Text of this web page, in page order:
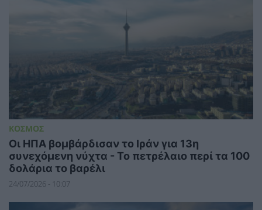
ΚΟΣΜΟΣ
Οι ΗΠΑ βομβάρδισαν το Ιράν για 13η
συνεχόμενη νύχτα - Το πετρέλαιο περί τα 100
δολάρια το βαρέλι
24/07/2026 - 10:07